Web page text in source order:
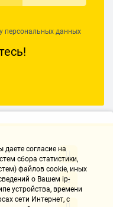
персональных данных
согласие на
сбора статистики,
файлов cookie, иных
о Вашем ip-
устройства, времени
сети Интернет, с